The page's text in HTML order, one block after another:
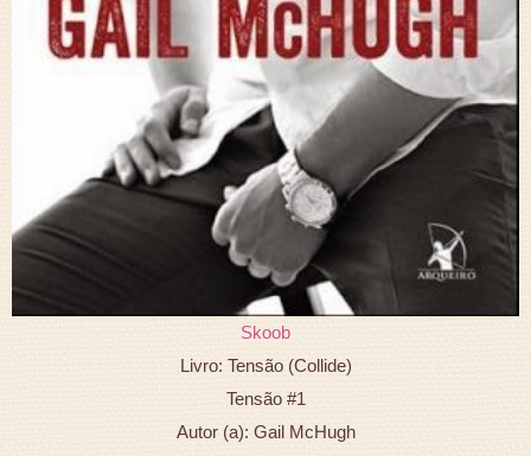
Skoob
Livro: Tensão (Collide)
Tensão #1
Autor (a): Gail McHugh